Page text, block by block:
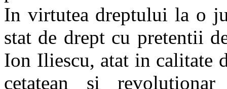
In virtutea dreptului la o
stat de drept cu pretentii
Ion Iliescu, atat in calitate
cetatean si